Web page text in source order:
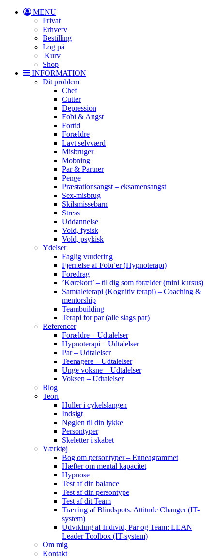
MENU
Privat
Erhverv
Bestilling
Log på
Kurv
Shop
INFORMATION
Dit problem
Chef
Cutter
Depression
Fobi & Angst
Fortid
Forældre
Lavt selvværd
Misbruger
Mobning
Par & Partner
Penge
Præstationsangst – eksamensangst
Sex-misbrug
Skilsmissebarn
Stress
Uddannelse
Vold, fysisk
Vold, psykisk
Ydelser
Faglig vurdering
Fjernelse af Fobi’er (Hypnoterapi)
Foredrag
’Kørekort’ – til dig som forælder (mini kursus)
Samtaleterapi (Kognitiv terapi) – Coaching &
mentorship
Teambuilding
Terapi for par (alle slags par)
Referencer
Forældre – Udtalelser
Hypnoterapi – Udtalelser
Par – Udtalelser
Teenagere – Udtalelser
Unge voksne – Udtalelser
Voksen – Udtalelser
Blog
Teori
Huller i cykelslangen
Indsigt
Nøglen til din lykke
Persontyper
Skeletter i skabet
Værktøj
Bog om persontyper – Enneagrammet
Hæfter om mental kapacitet
Hypnose
Test af din balance
Test af din persontype
Test af dit Team
Træning af Blindspots: Attitude Changer (IT-
system)
Udvikling af Individ, Par og Team: LEAN
Leader Toolbox (IT-system)
Om mig
Kontakt